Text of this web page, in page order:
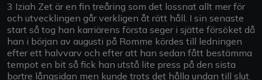
3 Iziah Zet är en fin treåring som det lossnat allt mer för
och utvecklingen går verkligen åt rätt håll. I sin senaste
start så tog han karriärens första seger i sjätte försöket då
han i början av augusti på Romme kördes till ledningen
efter ett halvvarv och efter att han sedan fått bestämma
tempot en bit så fick han utstå lite press på den sista
bortre långsidan men kunde trots det hålla undan till slut.